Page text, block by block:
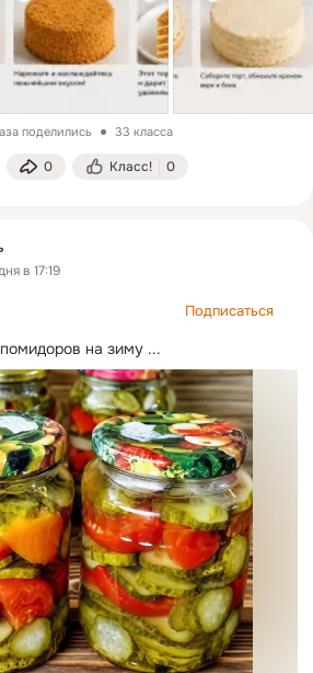
поделились 33 класса
0 Класс! 0
в 17:19
Подписаться
на зиму ...